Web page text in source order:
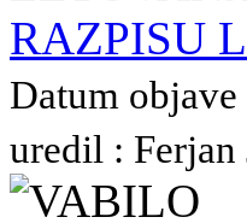
RAZPISU
Datum
uredil : Ferjan